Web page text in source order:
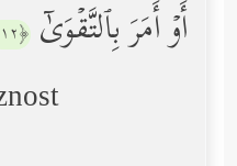
أَوۡ أَمَرَ بِٱلتَّقۡوَىٰۤ ﴿١٢﴾